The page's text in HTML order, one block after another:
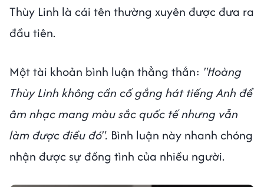
Thùy Linh là cái tên thường xuyên được đưa ra
đầu tiên.
Một tài khoản bình luận thẳng thắn: "Hoàng
Thùy Linh không cần cố gắng hát tiếng Anh để
âm nhạc mang màu sắc quốc tế nhưng vẫn
làm được điều đó". Bình luận này nhanh chóng
nhận được sự đồng tình của nhiều người.